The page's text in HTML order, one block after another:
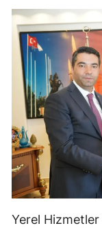
Yerel